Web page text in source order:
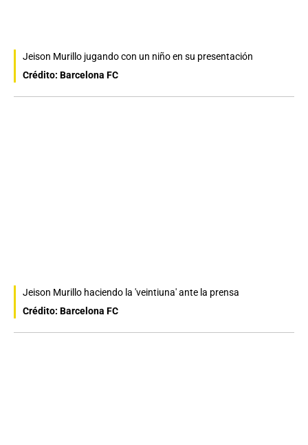
Jeison Murillo jugando con un niño en su presentación
Crédito: Barcelona FC
Jeison Murillo haciendo la 'veintiuna' ante la prensa
Crédito: Barcelona FC